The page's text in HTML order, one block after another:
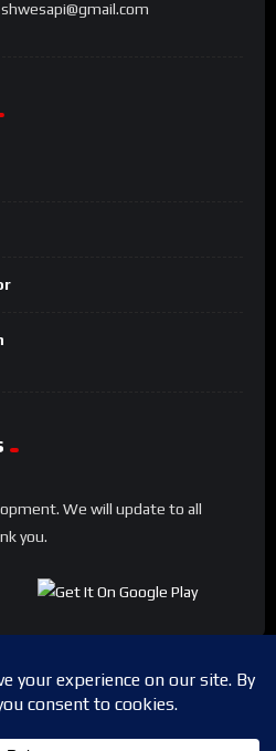
We will update to all
you.
© 2024 Shwesapi